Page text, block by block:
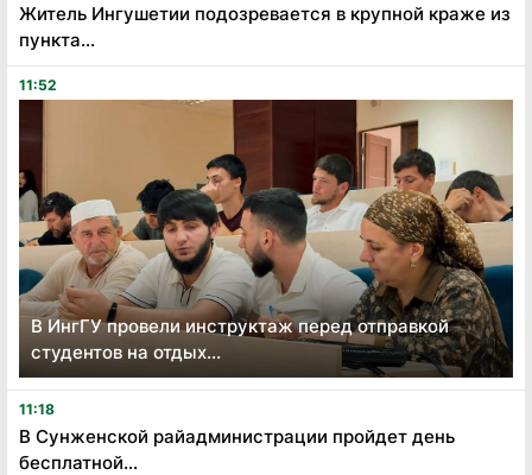
Житель Ингушетии подозревается в крупной краже из
пункта...
11:52
В ИнгГУ провели инструктаж перед отправкой
студентов на отдых...
11:18
В Сунженской райадминистрации пройдет день
бесплатной...